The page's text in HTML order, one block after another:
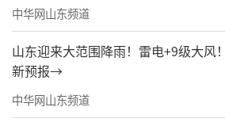
中华网山东频道
山东迎来大范围降雨！雷电+9级大风
新预报→
中华网山东频道